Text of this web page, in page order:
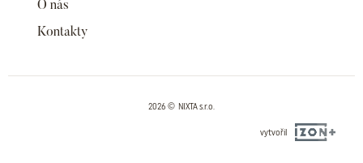
O nás
Kontakty
2026 © NIXTA s.r.o.
vytvořil